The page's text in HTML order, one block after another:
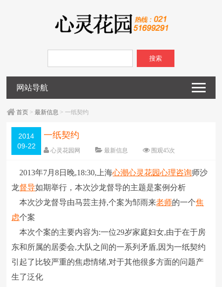
搜索
网站导航
首页 >最新信息 > 一纸契约
2014
09-22
一纸契约
心灵花园网 最新信息 围观45次
字体：大 中 小
2013年7月8日晚,18:30,上海心潮心灵花园心理咨询师沙
龙督导如期举行，本次沙龙督导的主题是案例分析
本次沙龙督导由马芸主持,个案为邹雨来老师的一个焦
虑个案
本次个案的主要内容为:一位29岁家庭妇女,由于在于房
东和所属的居委会,大队之间的一系列矛盾,因为一纸契约
引起了比较严重的焦虑情绪,对于其他很多方面的问题产
生了泛化